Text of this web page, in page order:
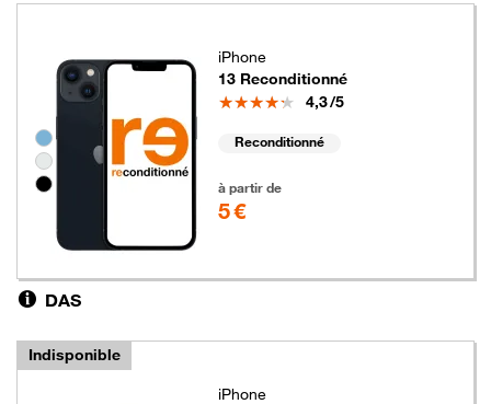
Groupe de couleurs disponibles non sélectionnables
iPhone
13 Reconditionné
Note
4,3/5
Reconditionné
à partir de
5 €
DAS
Indisponible
iPhone